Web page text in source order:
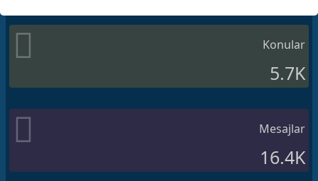
Konular
5.7K
Mesajlar
16.4K